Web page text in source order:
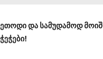
და სამუდამოდ